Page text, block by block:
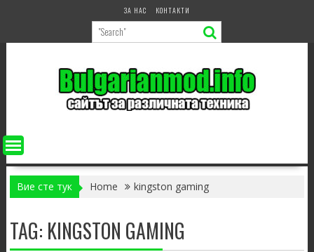
ЗА НАС КОНТАКТИ
Вие сте тук Home kingston gaming
TAG: KINGSTON GAMING